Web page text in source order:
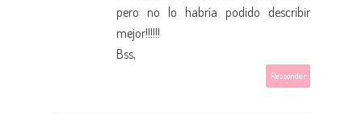
pero no lo habría podido describir
mejor!!!!!!
Bss,
Responder